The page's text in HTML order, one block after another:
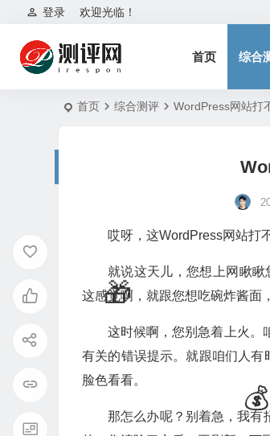
欢迎光临！
登录
首页 综合
首页 综合测评 WordPress网站打
哎呀，这WordPress网站打
就说这天儿，您想上网瞅瞅
这感觉啊，就跟您想吃碗炸酱面
这时候啊，您别急着上火。
有关的错误提示。就跟咱们人
脸色看看。
那怎么办呢？别着急，我有